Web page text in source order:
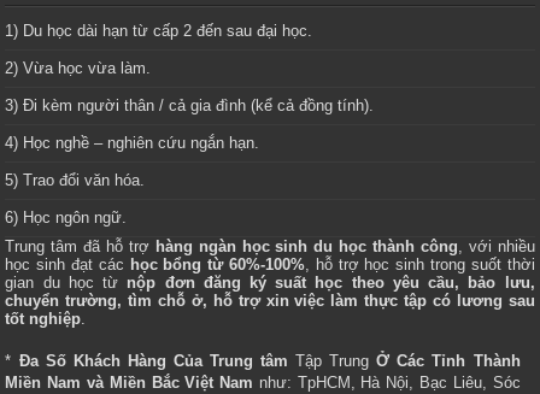
1) Du học dài hạn từ cấp 2 đến sau đại học.
2) Vừa học vừa làm.
3) Đi kèm người thân / cả gia đình (kể cả đồng tính).
4) Học nghề – nghiên cứu ngắn hạn.
5) Trao đổi văn hóa.
6) Học ngôn ngữ.
Trung tâm đã hỗ trợ hàng ngàn học sinh du học thành công, với nhiều
học sinh đạt các học bổng từ 60%-100%, hỗ trợ học sinh trong suốt thời
gian du học từ nộp đơn đăng ký suất học theo yêu cầu, bảo lưu,
chuyển trường, tìm chỗ ở, hỗ trợ xin việc làm thực tập có lương sau
tốt nghiệp.
* Đa Số Khách Hàng Của Trung tâm Tập TrungỞ Các Tỉnh Thành
Miền Nam và Miền Bắc Việt Nam như: TpHCM, Hà Nội, Bạc Liêu, Sóc